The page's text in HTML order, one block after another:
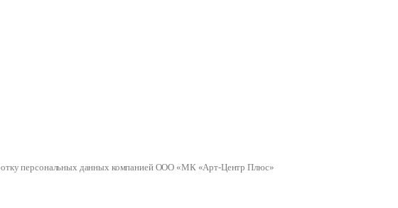
персональных данных компанией ООО «МК «Арт-Центр Плюс»